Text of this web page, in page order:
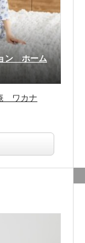
ン ホーム
ワカナ